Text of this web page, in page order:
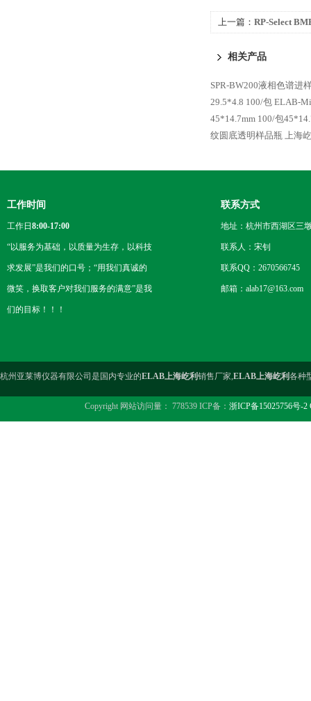
上一篇： RP-Select
相关产品
SPR-BW200液相色谱进
29.5*4.8 100/包 ELAB-
45*14.7mm 100/包
纹圆底透明样品瓶 上海
工作时间
工作日 8:00-17:00
“以服务为基础，以质量为生存，以科技
求发展”是我们的口号；“用我们真诚的
微笑，换取客户对我们服务的满意”是我
们的目标！！！
联系方式
地址：杭州市西湖区三
联系人：宋钊
联系QQ：2670566745
邮箱：alab17@163.com
杭州亚莱博仪器有限公司是国内专业的ELAB上海屹利销售厂家,ELAB上海屹利各种
Copyright 网站访问量： 778539 ICP备： 浙ICP备15025756号-2